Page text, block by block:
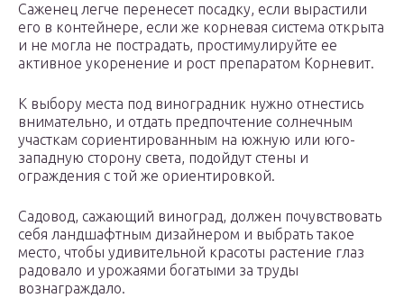
Саженец легче перенесет посадку, если вырастили
его в контейнере, если же корневая система открыта
и не могла не пострадать, простимулируйте ее
активное укоренение и рост препаратом Корневит.
К выбору места под виноградник нужно отнестись
внимательно, и отдать предпочтение солнечным
участкам сориентированным на южную или юго-
западную сторону света, подойдут стены и
ограждения с той же ориентировкой.
Садовод, сажающий виноград, должен почувствовать
себя ландшафтным дизайнером и выбрать такое
место, чтобы удивительной красоты растение глаз
радовало и урожаями богатыми за труды
вознаграждало.